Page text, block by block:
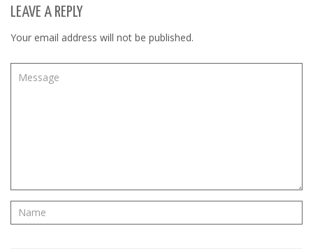
LEAVE A REPLY
Your email address will not be published.